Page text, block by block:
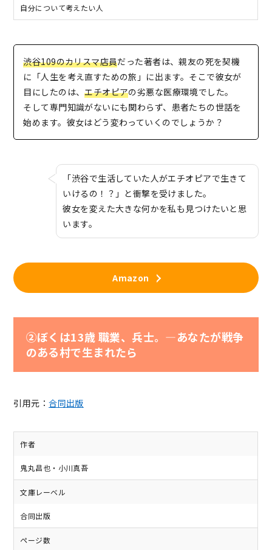
自分について考えたい人
渋谷109のカリスマ店員だった著者は、親友の死を契機
に「人生を考え直すための旅」に出ます。そこで彼女が
目にしたのは、エチオピアの劣悪な医療環境でした。
そして専門知識がないにも関わらず、患者たちの世話を
始めます。彼女はどう変わっていくのでしょうか？
「渋谷で生活していた人がエチオピアで生きて
いけるの！？」と衝撃を受けました。
彼女を変えた大きな何かを私も見つけたいと思
います。
Amazon
②ぼくは13歳 職業、兵士。―あなたが戦争
のある村で生まれたら
引用元：合同出版
作者
鬼丸昌也・小川真吾
文庫レーベル
合同出版
ページ数